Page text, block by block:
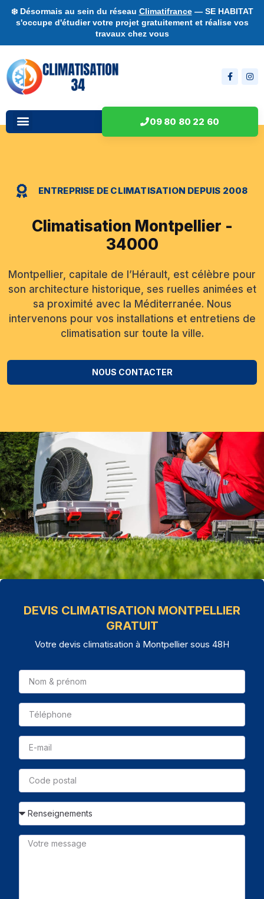
❄️ Désormais au sein du réseau Climatifrance— SE HABITAT
s'occupe d'étudier votre projet gratuitement et réalise vos
travaux chez vous
09 80 80 22 60
ENTREPRISE DE CLIMATISATION DEPUIS 2008
Climatisation Montpellier -
34000
Montpellier, capitale de l’Hérault, est célèbre pour
son architecture historique, ses ruelles animées et
sa proximité avec la Méditerranée. Nous
intervenons pour vos installations et entretiens de
climatisation sur toute la ville.
NOUS CONTACTER
DEVIS CLIMATISATION MONTPELLIER
GRATUIT
Votre devis climatisation à Montpellier sous 48H